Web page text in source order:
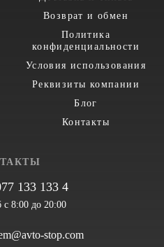
Возврат и обмен
Политика
конфиденциальности
Условия использования
Реквизиты компании
Блог
Контакты
133 133 4
8:00 до 20:00
stop.com